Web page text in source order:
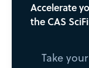
Accelerate
the CAS
Take